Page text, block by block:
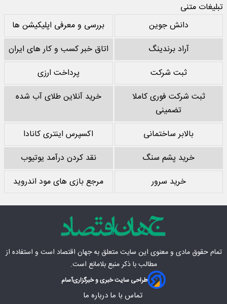
تبلیغات متنی
دانش جوین
بررسی و معرفی اپلیکیشن ها
آراد برندینگ
اتاق خبر کسب و کار های ایران
ثبت شرکت
پرداخت ارزی
ثبت شرکت فوری کاملا
تضمینی
خرید آنلاین طلای آب شده
بالابر ساختمانی
اکسپرس اینتری کانادا
خرید پشم سنگ
نقد کردن درآمد یوتیوب
خرید سرور
مرجع بازی های مود اندروید
تمام حقوق مادی‌ و معنوی این سایت متعلق بهجهان اقتصاد است و استفاده از
مطالب با ذکر منبع بلامانع است.
طراحی سایت خبری و خبرگزاریآسام
تماس با ما درباره ما